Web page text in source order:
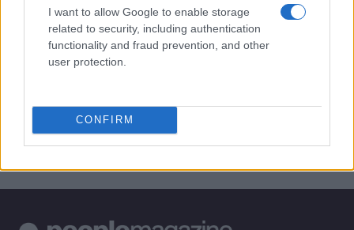
I want to allow Google to enable storage
related to security, including authentication
functionality and fraud prevention, and other
user protection.
CONFIRM
Bologna, morte di Abderrahim Fakir: autopsia e
tensioni politiche
Don Antonio Mazzi: la vita e l’eredità del fondatore di
5 Nicola Gratteri attacca Matteo Salvini: